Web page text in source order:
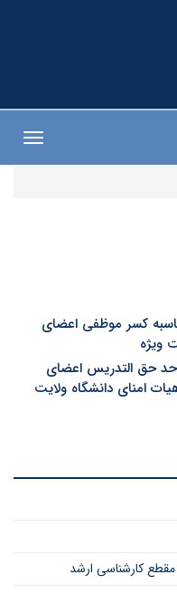
کسر موظفی اعضای
ویژه
حق التدریس اعضای
امنای دانشگاه ولایت
کارشناسی ارشد